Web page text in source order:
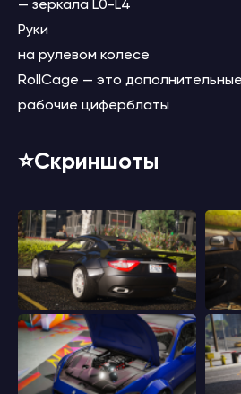
— зеркала L0-L4
Руки
на рулевом колесе
RollCage — это дополнительные
рабочие циферблаты
⭐️Скриншоты